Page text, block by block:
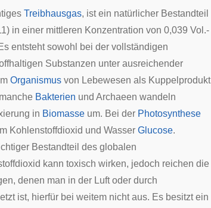
Treibhausgas, ist ein natürlicher Bestandteil
in einer mittleren Konzentration von 0,039 Vol.-
entsteht sowohl bei der vollständigen
Substanzen unter ausreichender
Organismus von Lebewesen als Kuppelprodukt
Bakterien und Archaeen wandeln
in Biomasse um. Bei der Photosynthese
Kohlenstoffdioxid und Wasser Glucose.
Bestandteil des globalen
kann toxisch wirken, jedoch reichen die
denen man in der Luft oder durch
ist, hierfür bei weitem nicht aus. Es besitzt ein